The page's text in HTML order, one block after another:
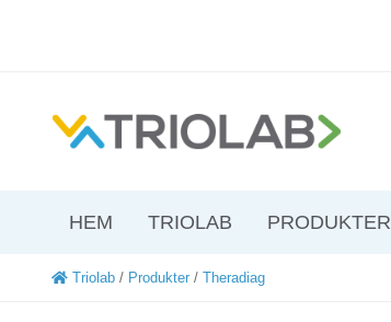
HEM TRIOLAB PRODUKTER
Triolab / Produkter / Theradiag